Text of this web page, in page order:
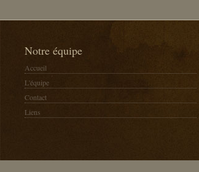
Notre équipe
Accueil
L'équipe
Contact
Liens